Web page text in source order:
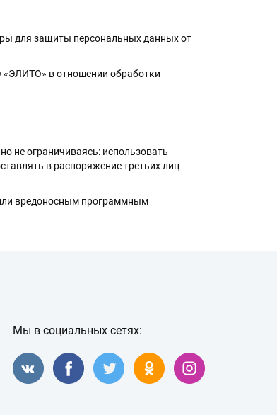
для защиты персональных данных от
в отношении обработки
не ограничиваясь: использовать
в распоряжение третьих лиц
или вредоносным программным
Мы в социальных сетях: